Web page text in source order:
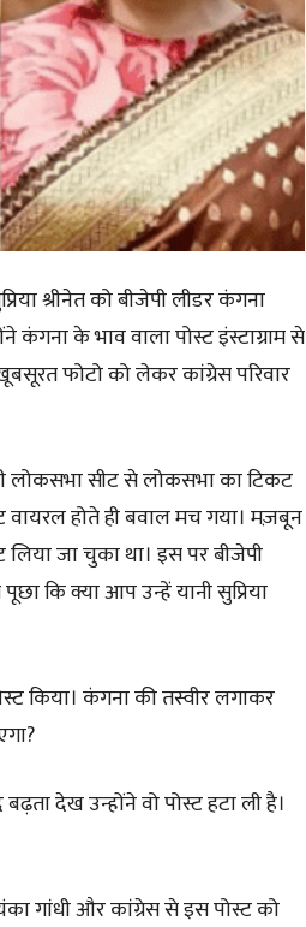
श्रीनेत को बीजेपी लीडर कंगना
के भाव वाला पोस्ट इंस्टाग्राम से
फोटो को लेकर कांग्रेस परिवार
लोकसभा सीट से लोकसभा का टिकट
वायरल होते ही बवाल मच गया। मज़बून
जा चुका था। इस पर बीजेपी
कि क्या आप उन्हें यानी सुप्रिया
किया। कंगना की तस्वीर लगाकर
देख उन्होंने वो पोस्ट हटा ली है।
गांधी और कांग्रेस से इस पोस्ट को